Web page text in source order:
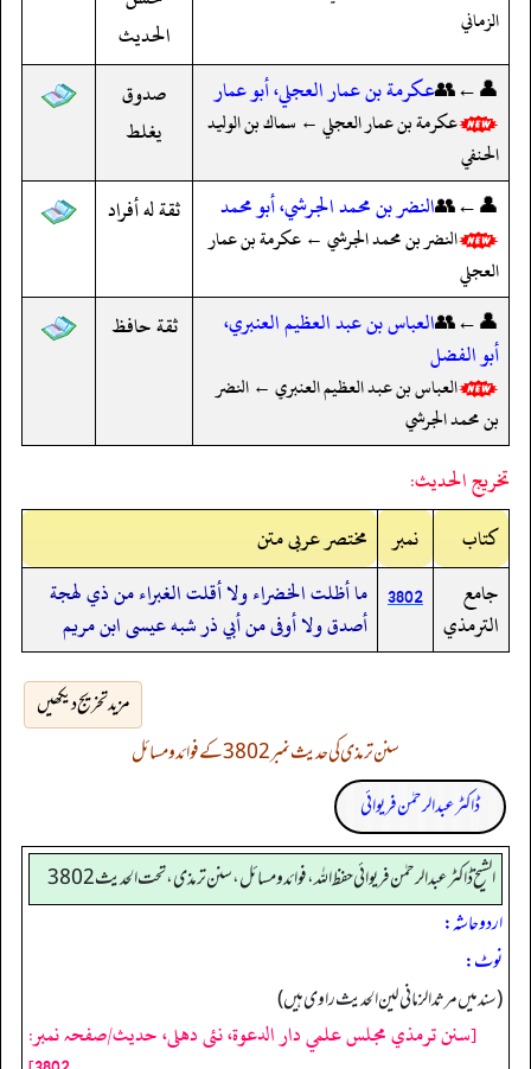
الزماني
الحديث
👤←👥عكرمة بن عمار العجلي، أبو عمار
عكرمة بن عمار العجلي ← سماك بن الوليد
الحنفي
صدوق
يغلط
👤←👥النضر بن محمد الجرشي، أبو محمد
النضر بن محمد الجرشي ← عكرمة بن عمار
العجلي
ثقة له أفراد
👤←👥العباس بن عبد العظيم العنبري،
أبو الفضل
العباس بن عبد العظيم العنبري ← النضر
بن محمد الجرشي
ثقة حافظ
تخريج الحديث:
کتاب
نمبر
مختصر عربی متن
جامع
الترمذي
3802 ما أظلت الخضراء ولا أقلت الغبراء من ذي لهجة
أصدق ولا أوفى من أبي ذر شبه عيسى ابن مريم
مزید تخریج دیکھیں
سنن ترمذی کی حدیث نمبر 3802 کے فوائد و مسائل
ڈاکٹر عبدالرحمٰن فریوائی
الشیخ ڈاکٹر عبد الرحمٰن فریوائی حفظ اللہ، فوائد و مسائل، سنن ترمذی، تحت الحديث 3802
اردو حاشہ:
نوٹ:
(سند میں مرثد الزمانی لین الحدیث راوی ہیں)
[سنن ترمذي مجلس علمي دار الدعوة، نئى دهلى، حدیث/صفحہ نمبر: